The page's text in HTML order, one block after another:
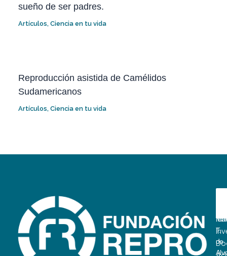
sueño de ser padres.
Artículos,Ciencia en tu vida
Reproducción asistida de Camélidos
Sudamericanos
Artículos,Ciencia en tu vida
T.
de